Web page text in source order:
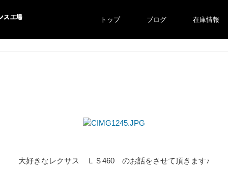
工場
トップ ブログ 在庫情報
大好きなレクサス ＬＳ460 のお話をさせて頂きます♪